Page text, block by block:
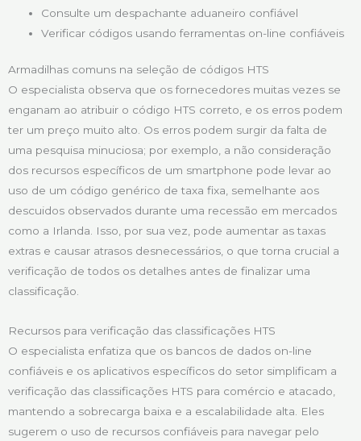
Consulte um despachante aduaneiro confiável
Verificar códigos usando ferramentas on-line confiáveis
Armadilhas comuns na seleção de códigos HTS
O especialista observa que os fornecedores muitas vezes se
enganam ao atribuir o código HTS correto, e os erros podem
ter um preço muito alto. Os erros podem surgir da falta de
uma pesquisa minuciosa; por exemplo, a não consideração
dos recursos específicos de um smartphone pode levar ao
uso de um código genérico de taxa fixa, semelhante aos
descuidos observados durante uma recessão em mercados
como a Irlanda. Isso, por sua vez, pode aumentar as taxas
extras e causar atrasos desnecessários, o que torna crucial a
verificação de todos os detalhes antes de finalizar uma
classificação.
Recursos para verificação das classificações HTS
O especialista enfatiza que os bancos de dados on-line
confiáveis e os aplicativos específicos do setor simplificam a
verificação das classificações HTS para comércio e atacado,
mantendo a sobrecarga baixa e a escalabilidade alta. Eles
sugerem o uso de recursos confiáveis para navegar pelo